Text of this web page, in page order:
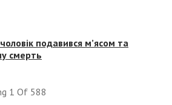
подавився м’ясом та
смерть
1 Of 588